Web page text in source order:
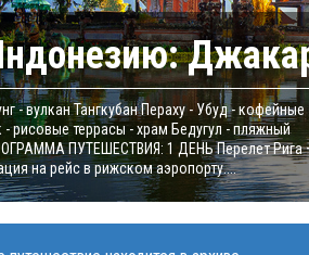
- вулкан Тангкубан Пераху - Убуд - кофейные
рисовые террасы - храм Бедугул - пляжный
ПУТЕШЕСТВИЯ:​ 1 ДЕНЬ Перелет Рига
на рейс в рижском аэропорту....